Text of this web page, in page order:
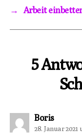
→
Arbeit
5
Borissagt:
28. Januar 2021